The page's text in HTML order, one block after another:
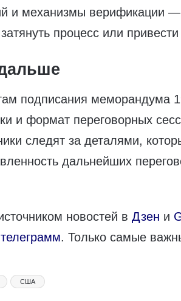
и механизмы верификации
процесс или
подписания меморандума
и формат переговорных
следят за деталями,
дальнейших
новостей в Дзен и
телеграмм. Только самые
США